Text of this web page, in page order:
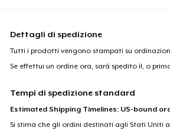
Dettagli di spedizione
Tutti i prodotti vengono stampati su
Se effettui un ordine ora, sarà spedito il, o
Tempi di spedizione standard
Estimated Shipping Timelines: US-bound
Si stima che gli ordini destinati agli Stati Uniti